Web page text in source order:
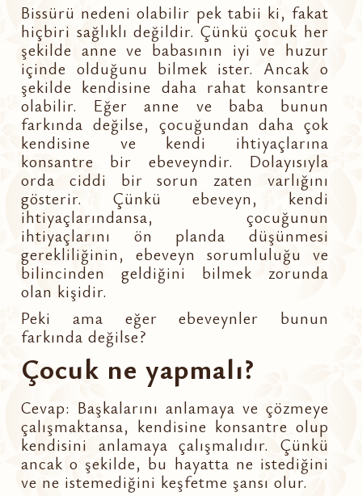
Bissürü nedeni olabilir pek tabii ki, fakat
hiçbiri sağlıklı değildir. Çünkü çocuk her
şekilde anne ve babasının iyi ve huzur
içinde olduğunu bilmek ister. Ancak o
şekilde kendisine daha rahat konsantre
olabilir. Eğer anne ve baba bunun
farkında değilse, çocuğundan daha çok
kendisine ve kendi ihtiyaçlarına
konsantre bir ebeveyndir. Dolayısıyla
orda ciddi bir sorun zaten varlığını
gösterir. Çünkü ebeveyn, kendi
ihtiyaçlarındansa, çocuğunun
ihtiyaçlarını ön planda düşünmesi
gerekliliğinin, ebeveyn sorumluluğu ve
bilincinden geldiğini bilmek zorunda
olan kişidir.
Peki ama eğer ebeveynler bunun
farkında değilse?
Çocuk ne yapmalı?
Cevap: Başkalarını anlamaya ve çözmeye
çalışmaktansa, kendisine konsantre olup
kendisini anlamaya çalışmalıdır. Çünkü
ancak o şekilde, bu hayatta ne istediğini
ve ne istemediğini keşfetme şansı olur.